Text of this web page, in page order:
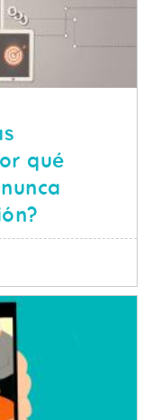
qué
EL FUTURO